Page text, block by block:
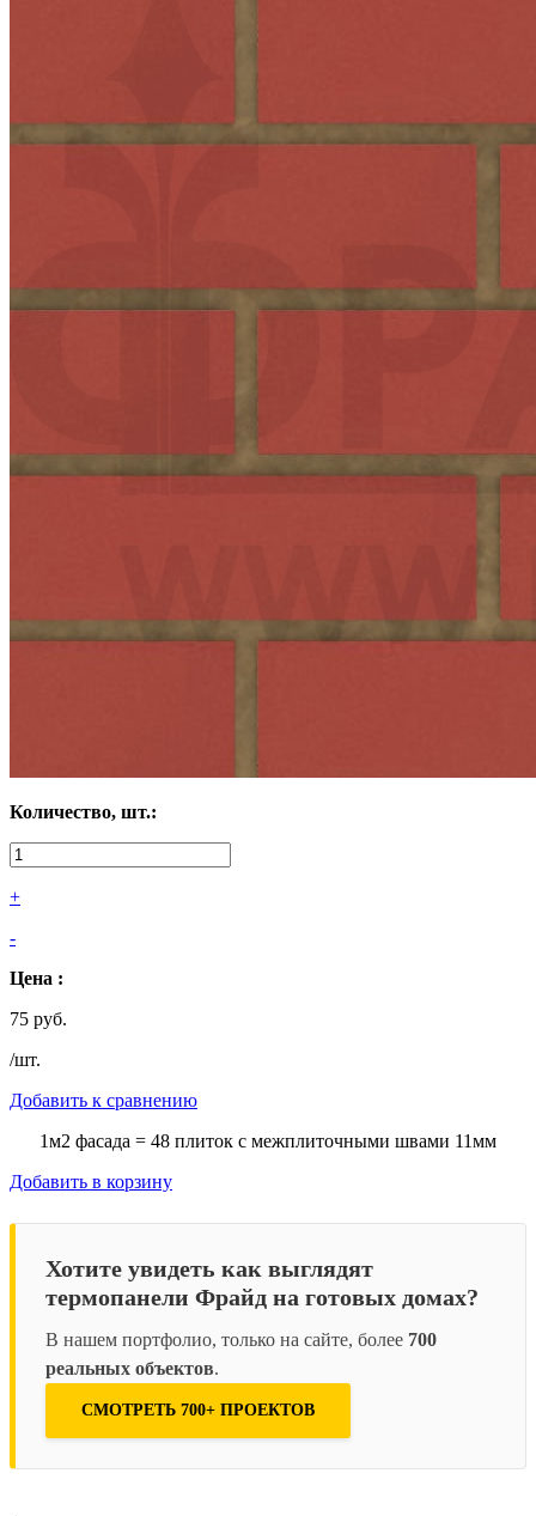
Количество, шт.:
+
-
Цена :
75 руб.
/шт.
Добавить к сравнению
1м2 фасада = 48 плиток с межплиточными швами 11мм
Добавить в корзину
Хотите увидеть как выглядят
термопанели Фрайд на готовых домах?
В нашем портфолио, только на сайте, более 700
реальных объектов.
СМОТРЕТЬ 700+ ПРОЕКТОВ